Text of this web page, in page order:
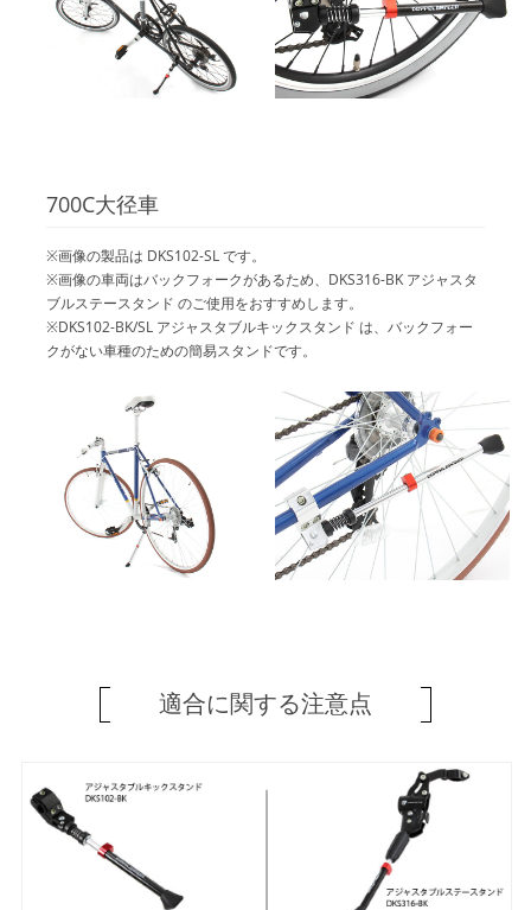
700C大径車
※画像の製品は DKS102-SL です。
※画像の車両はバックフォークがあるため、DKS316-BK アジャスタ
ブルステースタンド のご使用をおすすめします。
※DKS102-BK/SL アジャスタブルキックスタンド は、バックフォー
クがない車種のための簡易スタンドです。
適合に関する注意点